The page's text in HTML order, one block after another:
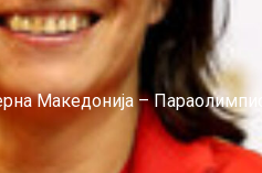
Македонија –